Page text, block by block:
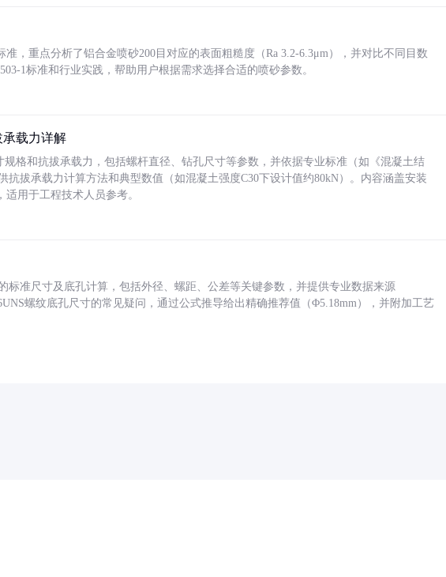
，重点分析了铝合金喷砂200目对应的表面粗糙度（Ra 3.2-6.3μm），并对比不同目数
1标准和行业实践，帮助用户根据需求选择合适的喷砂参数。
载力详解
格和抗拔承载力，包括螺杆直径、钻孔尺寸等参数，并依据专业标准（如《混凝土结
抗拔承载力计算方法和典型数值（如混凝土强度C30下设计值约80kN）。内容涵盖安装
用于工程技术人员参考。
标准尺寸及底孔计算，包括外径、螺距、公差等关键参数，并提供专业数据来源
螺纹底孔尺寸的常见疑问，通过公式推导给出精确推荐值（Φ5.18mm），并附加工艺